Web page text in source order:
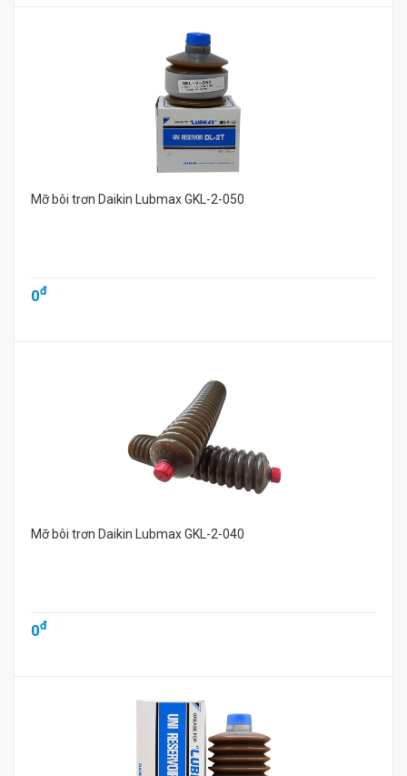
Mỡ bôi trơn Daikin Lubmax GKL-2-050
0đ
Mỡ bôi trơn Daikin Lubmax GKL-2-040
0đ